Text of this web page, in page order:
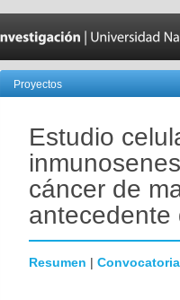
Proyectos
Estudio
cáncer de
antecedente
Resumen | Convocatoria